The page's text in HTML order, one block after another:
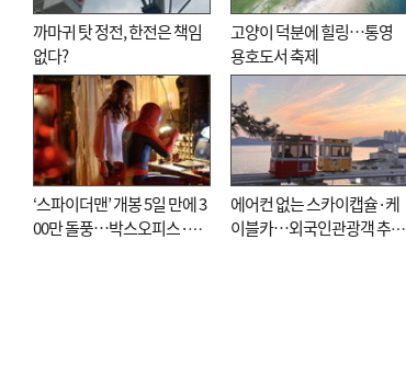
까마귀 탓 정전, 한전은 책임
없다?
고양이 덕분에 힐링…통영
용호도서 축제
‘스파이더맨’ 개봉 5일 만에 3
00만 돌풍…박스오피스·예
에어컨 없는 스카이캡슐·케
이블카…외국인관광객 추억